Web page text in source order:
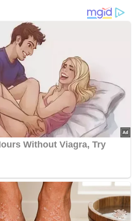
Gulasch
„Opa Art“
der DDR-Küche! Heute präsentieren
Gericht, das nicht nur den
auch Erinnerungen weckt:
Gulasch mit Rotkohl „Opa Art“
Dieses herzhafte und
wahrer Klassiker und versetzt dich
Also schnapp dir deine
uns gemeinsam in die DDR-Küche
Für 4 Personen